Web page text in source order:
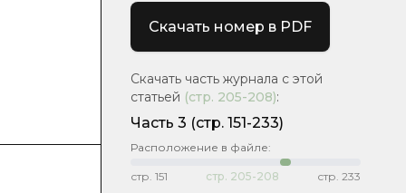
Скачать номер в PDF
Скачать часть журнала с этой
статьей (стр. 205-208):
Часть 3 (стр. 151-233)
Расположение в файле:
стр. 151 стр. 205-208 стр. 233